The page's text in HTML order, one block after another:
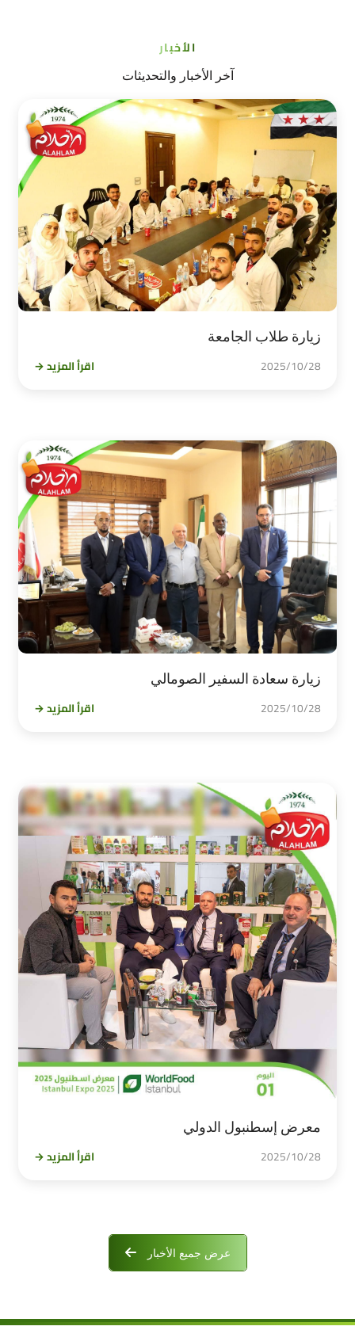
الأخبار
آخر الأخبار والتحديثات
زيارة طلاب الجامعة
2025/10/28 اقرأ المزيد →
زيارة سعادة السفير الصومالي
2025/10/28 اقرأ المزيد →
معرض إسطنبول الدولي
2025/10/28 اقرأ المزيد →
عرض جميع الأخبار